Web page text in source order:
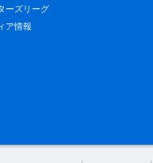
ーズリーグ
ア情報